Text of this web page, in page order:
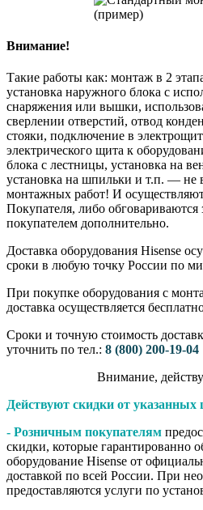
Внимание!
Такие работы как: монтаж в 2
установка наружного блока с
снаряжения или вышки,
сверлении отверстий, отвод
стояки, подключение в
электрического щита к
блока с лестницы, установка на
установка на шпильки и т.п. — не
монтажных работ! И
Покупателя, либо обговариваются
покупателем дополнительно.
Доставка оборудования Hisense
сроки в любую точку России по
При покупке оборудования с
доставка осуществляется
Сроки и точную стоимость
уточнить по тел.: 8 (800) 200-19-04
Внимание,​
Действуют скидки от указанных
- Розничным покупателям
скидки, которые гарантированно
оборудование Hisense от
доставкой по всей России. При
предоставляются услуги по